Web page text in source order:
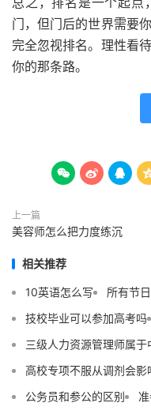
门，但门后的世界需要
完全忽视排名。理性看
你的那条路。
  
上一篇
美容师怎么把力度练沉
相关推荐
10英语怎么写 所有节
技校毕业可以参加高考吗
三级人力资源管理师属于
高校专项不服从调剂会影
公务员和参公的区别